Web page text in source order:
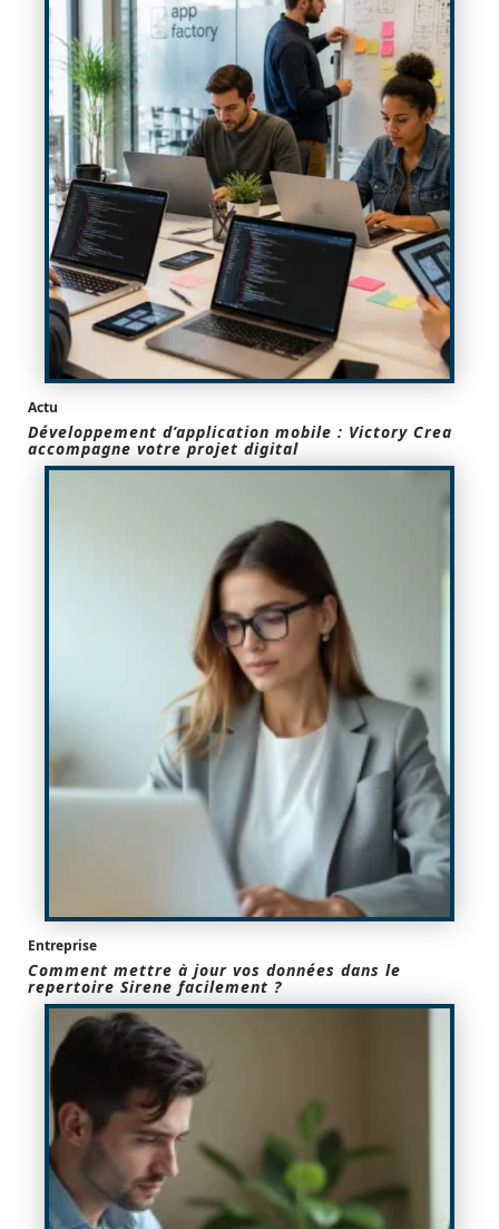
Actu
Développement d’application mobile : Victory Crea
accompagne votre projet digital
Entreprise
Comment mettre à jour vos données dans le
repertoire Sirene facilement ?